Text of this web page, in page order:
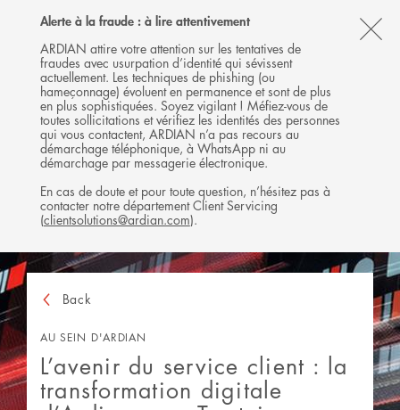
Alerte à la fraude : à lire attentivement
ARDIAN attire votre attention sur les tentatives de
fraudes avec usurpation d’identité qui sévissent
actuellement. Les techniques de phishing (ou
hameçonnage) évoluent en permanence et sont de plus
en plus sophistiquées. Soyez vigilant ! Méfiez-vous de
toutes sollicitations et vérifiez les identités des personnes
qui vous contactent, ARDIAN n’a pas recours au
démarchage téléphonique, à WhatsApp ni au
démarchage par messagerie électronique.
En cas de doute et pour toute question, n’hésitez pas à
contacter notre département Client Servicing
(clientsolutions@ardian.com).
Follow
Ardian
on
X
Follow
Ardian
on
LinkedIn
Follow
Ardian
on
YouTube
Ardian
on
Jobs
on
LinkedIn
MENU
Back
AU SEIN D'ARDIAN
L’avenir du service client : la
transformation digitale